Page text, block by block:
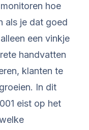
hoe
als je dat goed
een vinkje
handvatten
klanten te
In dit
eist op het